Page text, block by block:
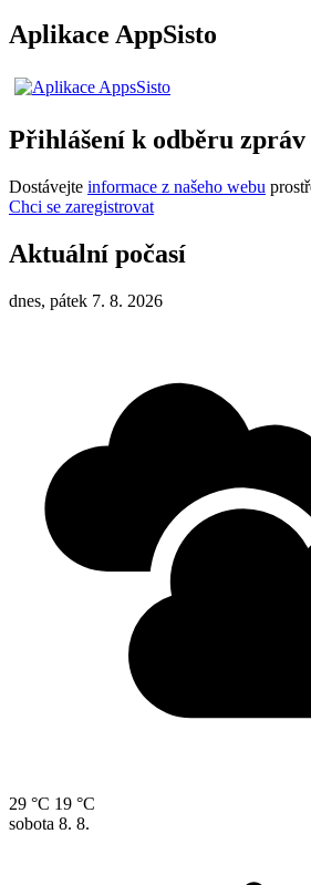
Aplikace AppSisto
Přihlášení k odběru zpráv
Dostávejte informace z našeho webu
Chci se zaregistrovat
Aktuální počasí
dnes, pátek 7. 8. 2026
29 °C 19 °C
sobota 8. 8.